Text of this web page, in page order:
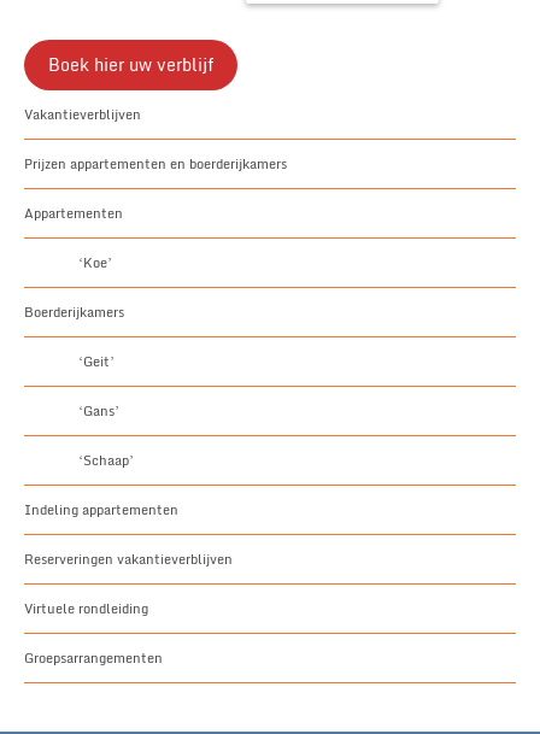
Boek hier uw verblijf
Vakantieverblijven
Prijzen appartementen en boerderijkamers
Appartementen
‘Koe’
Boerderijkamers
‘Geit’
‘Gans’
‘Schaap’
Indeling appartementen
Reserveringen vakantieverblijven
Virtuele rondleiding
Groepsarrangementen